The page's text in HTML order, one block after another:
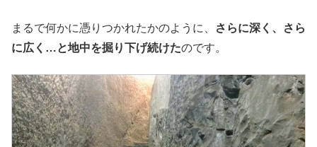
まるで何かに憑りつかれたかのように、
さらに深く、さら
に広く…と地中を掘り下げ続けたのです。